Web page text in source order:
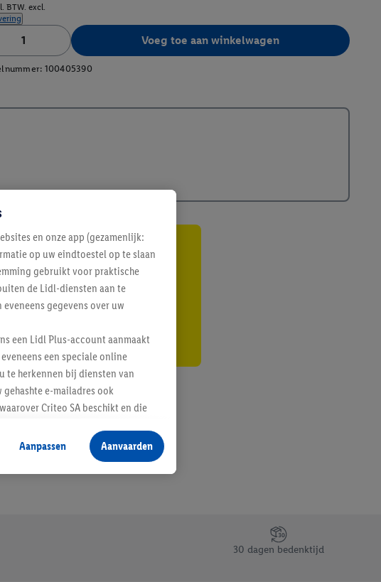
BTW. excl.
Voeg toe aan winkelwagen
100405390
hoogte
newsletter
30 dagen bedenktijd
en onze app (gezamenlijk:
op uw eindtoestel op te slaan
gebruikt voor praktische
de Lidl-diensten aan te
gegevens over uw
een Lidl Plus-account aanmaakt
een speciale online
te herkennen bij diensten van
e-mailadres ook
Criteo SA beschikt en die
voor producten waarin
toe te voegen, maar het
weergegeven als er met behulp
over de gegevensverwerking.
toestaan. Door op
Meer informatie,
Aanpassen Aanvaarden